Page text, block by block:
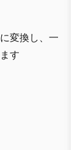
変換し、一
す